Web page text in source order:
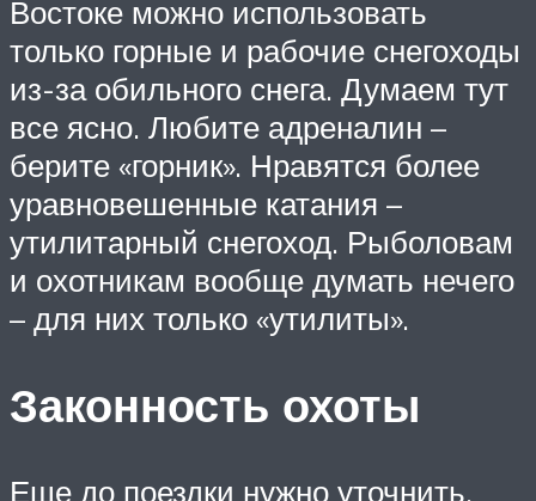
Востоке можно использовать
только горные и рабочие снегоходы
из-за обильного снега. Думаем тут
все ясно. Любите адреналин –
берите «горник». Нравятся более
уравновешенные катания –
утилитарный снегоход. Рыболовам
и охотникам вообще думать нечего
– для них только «утилиты».
Законность охоты
Еще до поездки нужно уточнить,